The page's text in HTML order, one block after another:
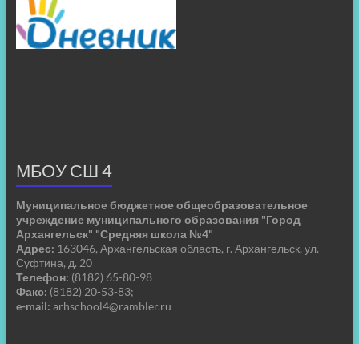
МБОУ СШ 4
Муниципальное бюджетное общеобразовательное
учреждение муниципального образования "Город
Архангельск" "Средняя школа №4"
Адрес: 163046, Архангельская область, г. Архангельск, ул.
Суфтина, д. 20
Телефон: (8182) 65-80-98
Факс: (8182) 20-53-83;
e-mail: arhschool4@rambler.ru